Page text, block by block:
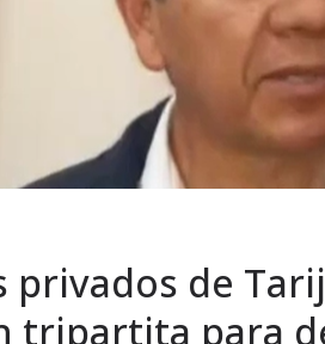
privados de
tripartita para